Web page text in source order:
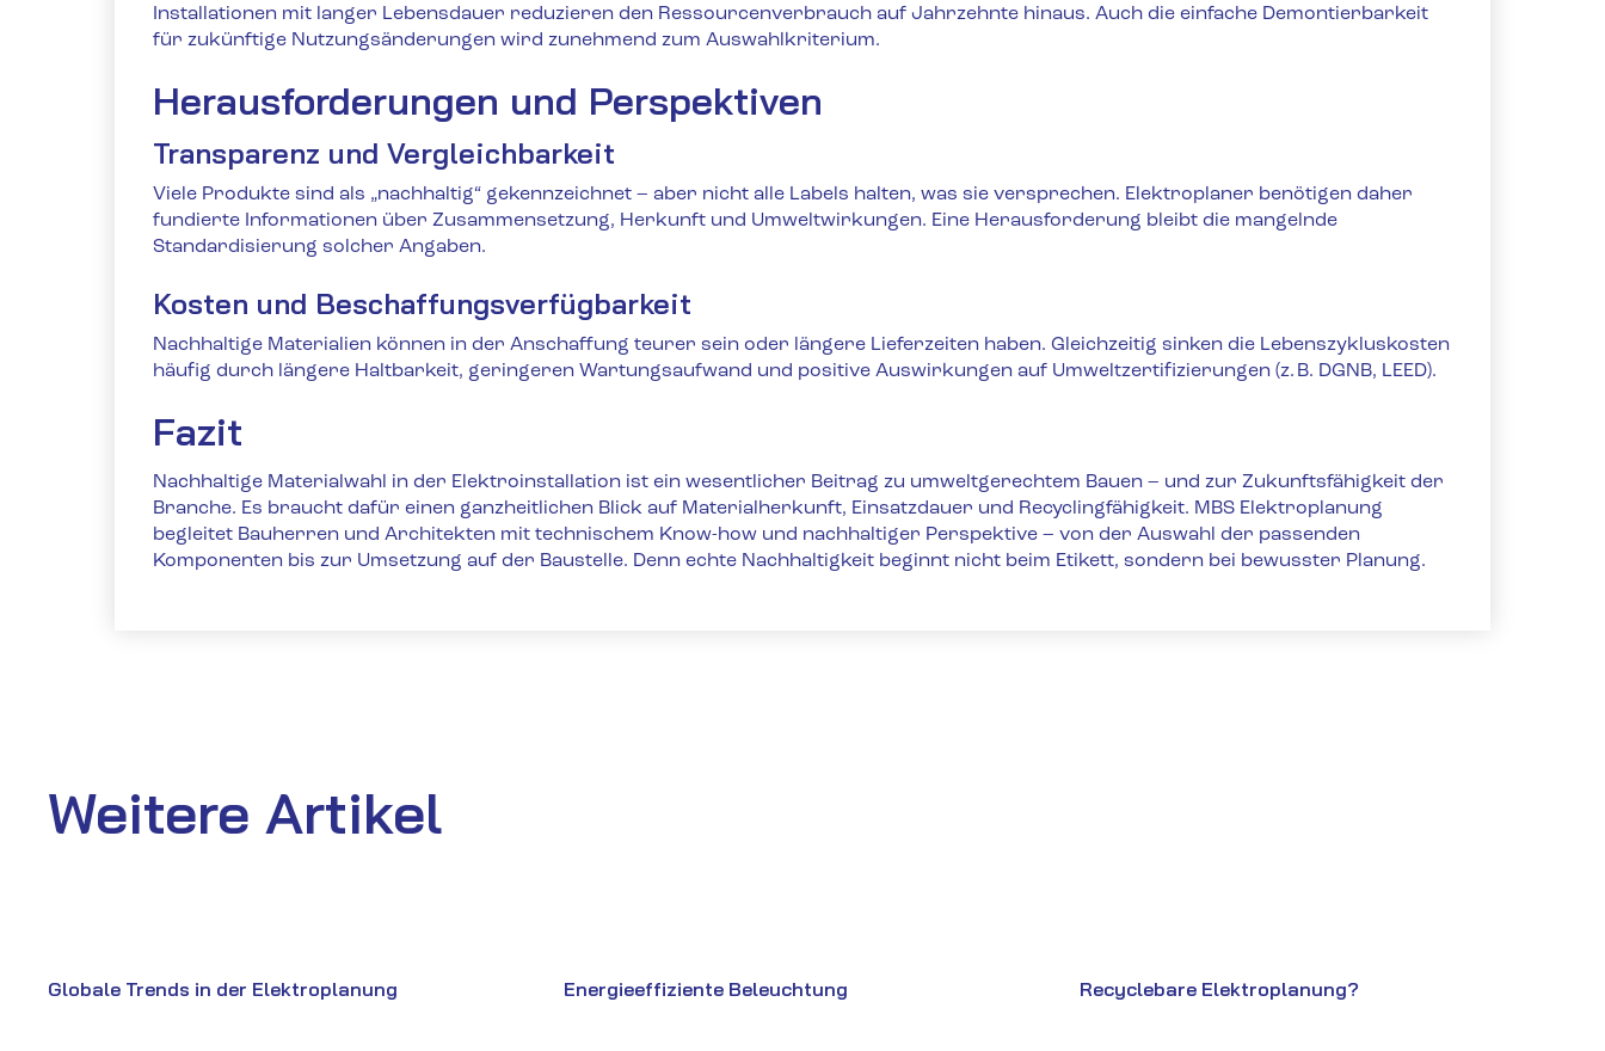
Installationen mit langer Lebensdauer reduzieren den Ressourcenverbrauch auf Jahrzehnte hinaus. Auch die einfache Demontierbarkeit
für zukünftige Nutzungsänderungen wird zunehmend zum Auswahlkriterium.
Herausforderungen und Perspektiven
Transparenz und Vergleichbarkeit
Viele Produkte sind als „nachhaltig“ gekennzeichnet – aber nicht alle Labels halten, was sie versprechen. Elektroplaner benötigen daher
fundierte Informationen über Zusammensetzung, Herkunft und Umweltwirkungen. Eine Herausforderung bleibt die mangelnde
Standardisierung solcher Angaben.
Kosten und Beschaffungsverfügbarkeit
Nachhaltige Materialien können in der Anschaffung teurer sein oder längere Lieferzeiten haben. Gleichzeitig sinken die Lebenszykluskosten
häufig durch längere Haltbarkeit, geringeren Wartungsaufwand und positive Auswirkungen auf Umweltzertifizierungen (z. B. DGNB, LEED).
Fazit
Nachhaltige Materialwahl in der Elektroinstallation ist ein wesentlicher Beitrag zu umweltgerechtem Bauen – und zur Zukunftsfähigkeit der
Branche. Es braucht dafür einen ganzheitlichen Blick auf Materialherkunft, Einsatzdauer und Recyclingfähigkeit. MBS Elektroplanung
begleitet Bauherren und Architekten mit technischem Know-how und nachhaltiger Perspektive – von der Auswahl der passenden
Komponenten bis zur Umsetzung auf der Baustelle. Denn echte Nachhaltigkeit beginnt nicht beim Etikett, sondern bei bewusster Planung.
Weitere Artikel
Globale Trends in der Elektroplanung Energieeffiziente Beleuchtung Recyclebare Elektroplanung?